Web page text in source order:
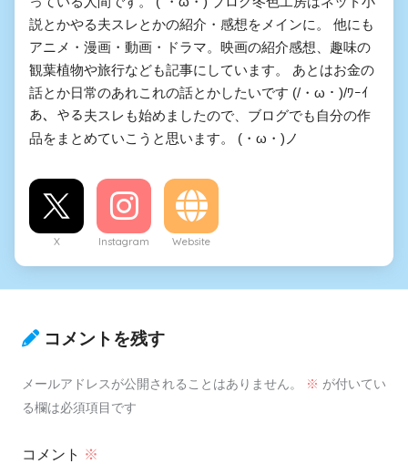
説とかやる夫スレとかの紹介・感想をメインに。 他にも
アニメ・漫画・動画・ドラマ。映画の紹介感想、趣味の
観葉植物や旅行なども記事にしています。 あとはお金の
話とか日常のあれこれの話とかしたいです (/・ω・)/ﾜｰｲ
あ、やる夫スレも始めましたので、ブログでも自分の作
品をまとめていこうと思います。 (・ω・)ノ
X Instagram Website
コメントを残す
メールアドレスが公開されることはありません。 ※ が付いてい
る欄は必須項目です
コメント ※